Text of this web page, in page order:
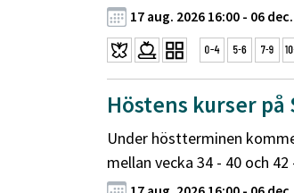
17 aug. 2026 16:00 - 06
Höstens kurser på
Under höstterminen
mellan vecka 34 - 40 och 42